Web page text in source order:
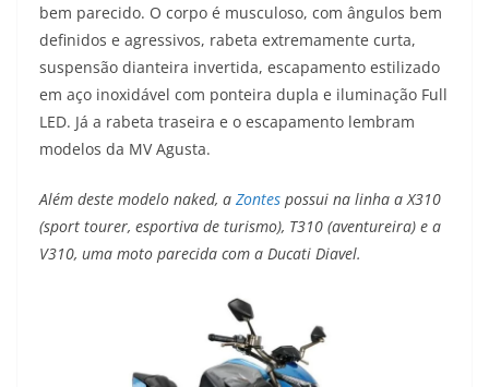
bem parecido. O corpo é musculoso, com ângulos bem
definidos e agressivos, rabeta extremamente curta,
suspensão dianteira invertida, escapamento estilizado
em aço inoxidável com ponteira dupla e iluminação Full
LED. Já a rabeta traseira e o escapamento lembram
modelos da MV Agusta.
Além deste modelo naked, a Zontes possui na linha a X310
(sport tourer, esportiva de turismo), T310 (aventureira) e a
V310, uma moto parecida com a Ducati Diavel.